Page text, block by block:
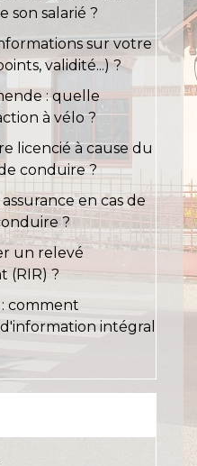
son salarié ?
sur votre
validité...) ?
: quelle
à vélo ?
licencié à cause du
conduire ?
en cas de
?
un relevé
(RIR) ?
comment
intégral